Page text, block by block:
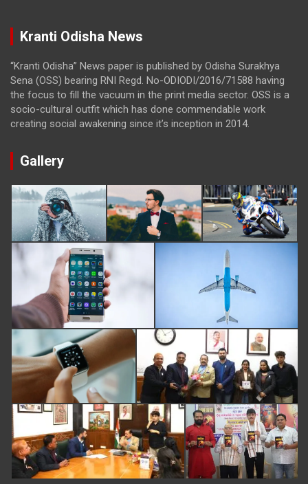
Kranti Odisha News
“Kranti Odisha” News paper is published by Odisha Surakhya
Sena (OSS) bearing RNI Regd. No-ODIODI/2016/71588 having
the focus to fill the vacuum in the print media sector. OSS is a
socio-cultural outfit which has done commendable work
creating social awakening since it’s inception in 2014.
Gallery